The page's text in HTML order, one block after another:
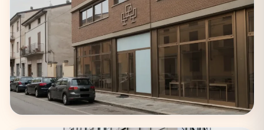
Milano
75 coworking